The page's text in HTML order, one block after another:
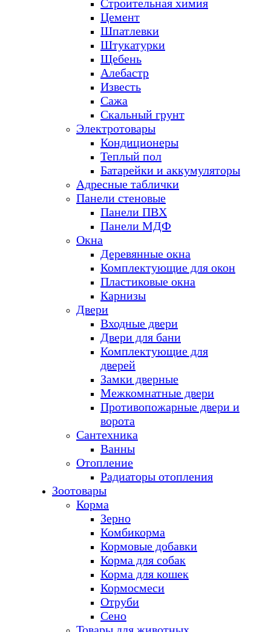
Строительная химия
Цемент
Шпатлевки
Штукатурки
Щебень
Алебастр
Известь
Сажа
Скальный грунт
Электротовары
Кондиционеры
Теплый пол
Батарейки и аккумуляторы
Адресные таблички
Панели стеновые
Панели ПВХ
Панели МДФ
Окна
Деревянные окна
Комплектующие для окон
Пластиковые окна
Карнизы
Двери
Входные двери
Двери для бани
Комплектующие для
дверей
Замки дверные
Межкомнатные двери
Противопожарные двери и
ворота
Сантехника
Ванны
Отопление
Радиаторы отопления
Зоотовары
Корма
Зерно
Комбикорма
Кормовые добавки
Корма для собак
Корма для кошек
Кормосмеси
Отруби
Сено